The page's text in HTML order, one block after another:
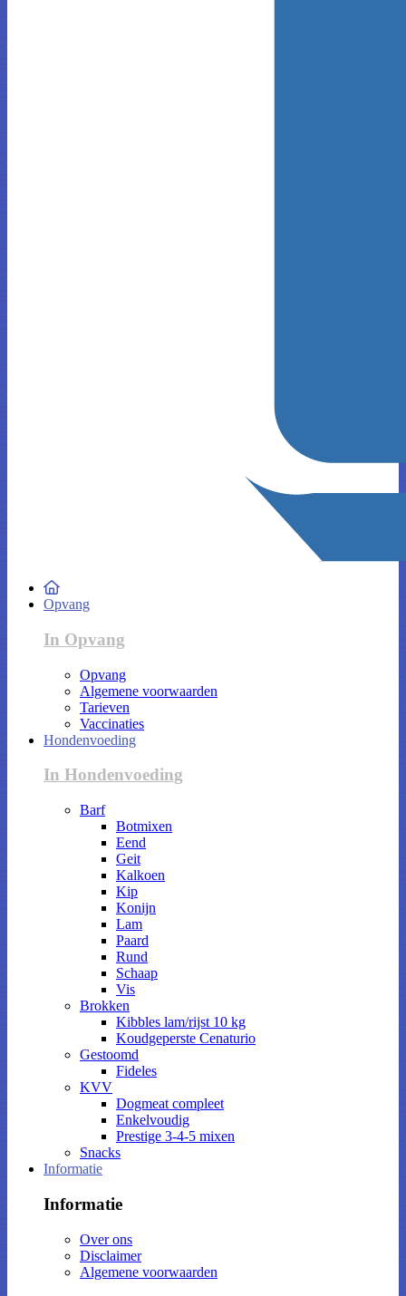
Opvang
In Opvang
Opvang
Algemene voorwaarden
Tarieven
Vaccinaties
Hondenvoeding
In Hondenvoeding
Barf
Botmixen
Eend
Geit
Kalkoen
Kip
Konijn
Lam
Paard
Rund
Schaap
Vis
Brokken
Kibbles lam/rijst 10 kg
Koudgeperste Cenaturio
Gestoomd
Fideles
KVV
Dogmeat compleet
Enkelvoudig
Prestige 3-4-5 mixen
Snacks
Informatie
Informatie
Over ons
Disclaimer
Algemene voorwaarden